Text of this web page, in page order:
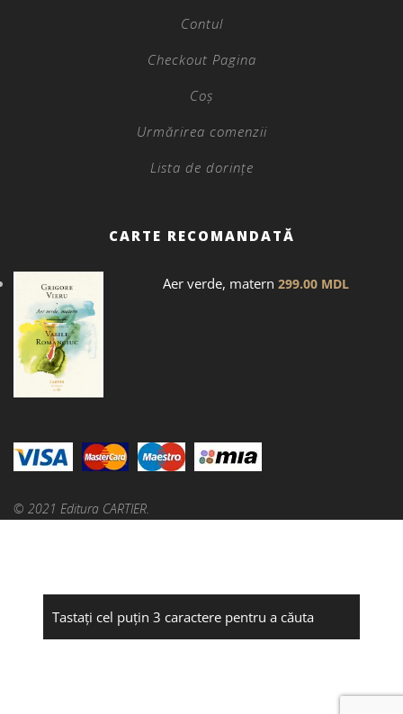
Contul
Checkout Pagina
Coș
Urmărirea comenzii
Lista de dorințe
CARTE RECOMANDATĂ
Aer verde, matern 299.00 MDL
© 2021 Editura CARTIER.